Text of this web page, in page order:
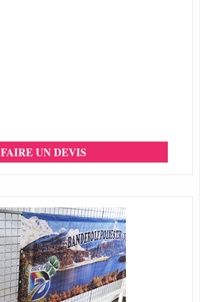
FAIRE UN DEVIS